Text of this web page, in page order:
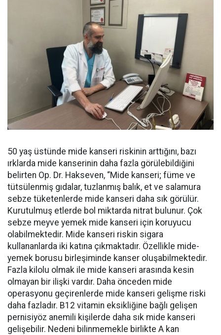
50 yaş üstünde mide kanseri riskinin arttığını, bazı
ırklarda mide kanserinin daha fazla görülebildiğini
belirten Op. Dr. Hakseven, “Mide kanseri; füme ve
tütsülenmiş gıdalar, tuzlanmış balık, et ve salamura
sebze tüketenlerde mide kanseri daha sık görülür.
Kurutulmuş etlerde bol miktarda nitrat bulunur. Çok
sebze meyve yemek mide kanseri için koruyucu
olabilmektedir. Mide kanseri riskin sigara
kullananlarda iki katına çıkmaktadır. Özellikle mide-
yemek borusu birleşiminde kanser oluşabilmektedir.
Fazla kilolu olmak ile mide kanseri arasında kesin
olmayan bir ilişki vardır. Daha önceden mide
operasyonu geçirenlerde mide kanseri gelişme riski
daha fazladır. B12 vitamin eksikliğine bağlı gelişen
pernisiyöz anemili kişilerde daha sık mide kanseri
gelişebilir. Nedeni bilinmemekle birlikte A kan